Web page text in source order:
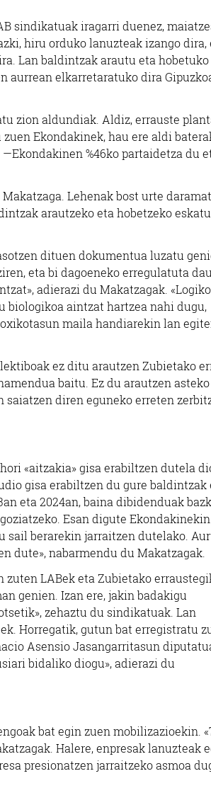
sindikatuak iragarri duenez,
hiru orduko lanuzteak izango dira,
Lan baldintzak arautu eta hobetuko
aurrean elkarretaratuko dira
zion aldundiak. Aldiz, errauste
Ekondakinek, hau ere aldi
%46ko partaidetza du
Lehenak bost urte
arautzeko eta hobetzeko
dituen dokumentua luzatu
eta bi dagoeneko erregulatuta
adierazi du Makatzagak.
biologikoa aintzat hartzea nahi dugu,
maila handiarekin lan
ez ditu arautzen Zubietako
baitu. Ez du arautzen
saiatzen diren eguneko erreten
«aitzakia» gisa erabiltzen dutela
gisa erabiltzen du gure baldintzak
eta 2024an, baina dibidenduak
Esan digute Ekondakinekin
sail berarekin jarraitzen dutelako.
dute», nabarmendu du Makatzagak.
zuten LABek eta Zubietako
genien. Izan ere, jakin badakigu
zehaztu du sindikatuak. Lan
Horregatik, gutun bat erregistratu
Asensio Jasangarritasun
bidaliko diogu», adierazi du
bat egin zuen mobilizazioekin.
Halere, enpresak lanuzteak
presionatzen jarraitzeko asmoa